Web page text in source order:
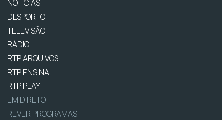
NOTÍCIAS
DESPORTO
TELEVISÃO
RÁDIO
RTP ARQUIVOS
RTP ENSINA
RTP PLAY
EM DIRETO
REVER PROGRAMAS